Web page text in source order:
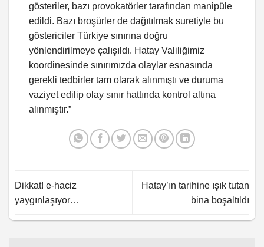
gösteriler, bazı provokatörler tarafından manipüle
edildi. Bazı broşürler de dağıtılmak suretiyle bu
göstericiler Türkiye sınırına doğru
yönlendirilmeye çalışıldı. Hatay Valiliğimiz
koordinesinde sınırımızda olaylar esnasında
gerekli tedbirler tam olarak alınmıştı ve duruma
vaziyet edilip olay sınır hattında kontrol altına
alınmıştır.”
Dikkat! e-haciz
yaygınlaşıyor…
Hatay’ın tarihine ışık tutan
bina boşaltıldı